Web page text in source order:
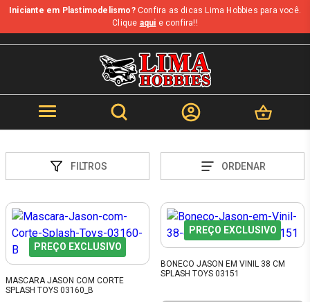
Iniciante em Plastimodelismo?Confira as dicas Lima Hobbies para você.
Clique aqui e confira!!
FILTROS ORDENAR
PREÇO EXCLUSIVO
MASCARA JASON COM CORTE
SPLASH TOYS 03160_B
PREÇO EXCLUSIVO
BONECO JASON EM VINIL 38 CM
SPLASH TOYS 03151